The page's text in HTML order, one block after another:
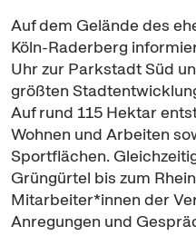
Auf dem Gelände des
Köln-Raderberg
Uhr zur Parkstadt Süd
größten
Auf rund 115 Hektar
Wohnen und Arbeiten
Sportflächen.
Grüngürtel bis zum
Mitarbeiter*innen der
Anregungen und